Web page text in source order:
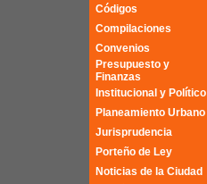
Códigos
Compilaciones
Convenios
Presupuesto y
Finanzas
Institucional y Político
Planeamiento Urbano
Jurisprudencia
Porteño de Ley
Noticias de la Ciudad